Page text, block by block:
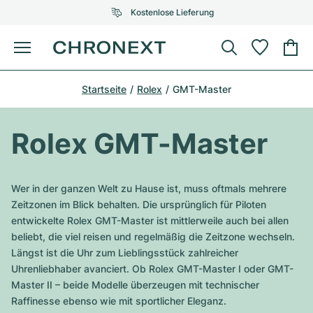
Kostenlose Lieferung
Menü
AUSGEWÄHLTE MARKEN
Alle Rolex Modelle
Top-Modelle
Air-King
Omega
Alle Omega Modelle
Top-Modelle
Patek Philippe
Alle Patek Philippe Modelle
Top-Modelle
Audemars Piguet
Alle Audemars Piguet Modelle
Cartier
Breitling
Certified Pre-Owned
Schmuck
AUSGEWÄHLTE MARKEN
Tiffany
Louis Vuitton
Gebauer & Gebauer
Van Cleef & Arpels
Bvlgari
Neuzugänge
Service
Startseite Rolex GMT-Master
Rolex GMT-Master
Wer in der ganzen Welt zu Hause ist, muss oftmals mehrere
Zeitzonen im Blick behalten. Die ursprünglich für Piloten
entwickelte Rolex GMT-Master ist mittlerweile auch bei allen
beliebt, die viel reisen und regelmäßig die Zeitzone wechseln.
Längst ist die Uhr zum Lieblingsstück zahlreicher
Uhrenliebhaber avanciert. Ob Rolex GMT-Master I oder GMT-
Master II – beide Modelle überzeugen mit technischer
Raffinesse ebenso wie mit sportlicher Eleganz.